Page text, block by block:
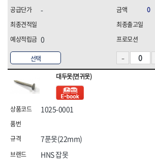
선택
-
0
0
대두못(면귀못)
1025-0001
HNS 잡못
7푼못(22mm)